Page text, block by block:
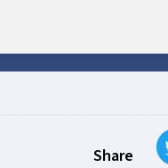
Software
for View not Print
Document Bundling
Share